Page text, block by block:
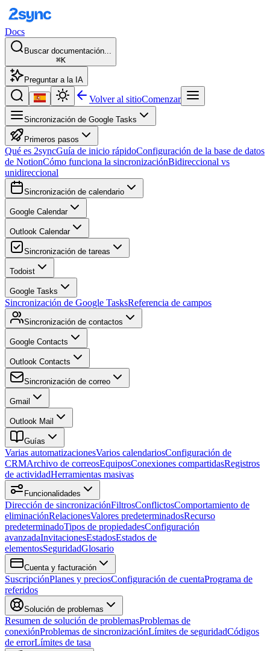
Docs
Buscar documentación...
⌘K
Preguntar a la IA
Volver al sitioComenzar
Sincronización de Google Tasks
Primeros pasos
Qué es 2syncGuía de inicio rápidoConfiguración de la base de datos
de NotionCómo funciona la sincronizaciónBidireccional vs
unidireccional
Sincronización de calendario
Google Calendar
Outlook Calendar
Sincronización de tareas
Todoist
Google Tasks
Sincronización de Google TasksReferencia de campos
Sincronización de contactos
Google Contacts
Outlook Contacts
Sincronización de correo
Gmail
Outlook Mail
Guías
Varias automatizacionesVarios calendariosConfiguración de
CRMArchivo de correosEquiposConexiones compartidasRegistros
de actividadHerramientas masivas
Funcionalidades
Dirección de sincronizaciónFiltrosConflictosComportamiento de
eliminaciónRelacionesValores predeterminadosRecurso
predeterminadoTipos de propiedadesConfiguración
avanzadaInvitacionesEstadosEstados de
elementosSeguridadGlosario
Cuenta y facturación
SuscripciónPlanes y preciosConfiguración de cuentaPrograma de
referidos
Solución de problemas
Resumen de solución de problemasProblemas de
conexiónProblemas de sincronizaciónLímites de seguridadCódigos
de errorLímites de tasa